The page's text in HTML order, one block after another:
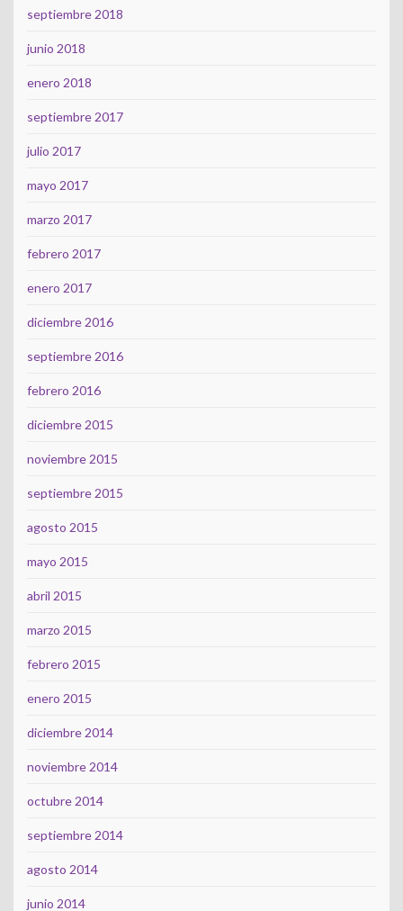
septiembre 2018
junio 2018
enero 2018
septiembre 2017
julio 2017
mayo 2017
marzo 2017
febrero 2017
enero 2017
diciembre 2016
septiembre 2016
febrero 2016
diciembre 2015
noviembre 2015
septiembre 2015
agosto 2015
mayo 2015
abril 2015
marzo 2015
febrero 2015
enero 2015
diciembre 2014
noviembre 2014
octubre 2014
septiembre 2014
agosto 2014
junio 2014